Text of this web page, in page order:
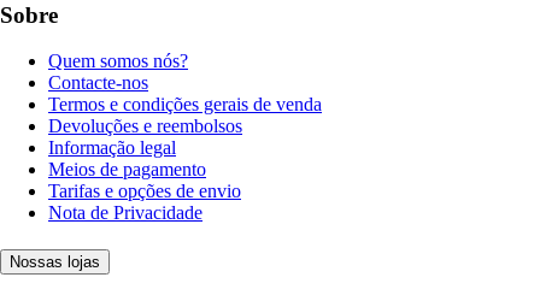
Sobre
Quem somos nós?
Contacte-nos
Termos e condições gerais de venda
Devoluções e reembolsos
Informação legal
Meios de pagamento
Tarifas e opções de envio
Nota de Privacidade
Nossas lojas